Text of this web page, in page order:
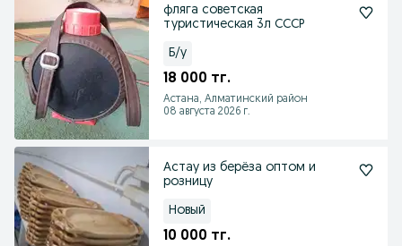
фляга советская
туристическая 3л СССР
Б/у
18 000 тг.
Астана, Алматинский район
08 августа 2026 г.
Астау из берёза оптом и
розницу
Новый
10 000 тг.